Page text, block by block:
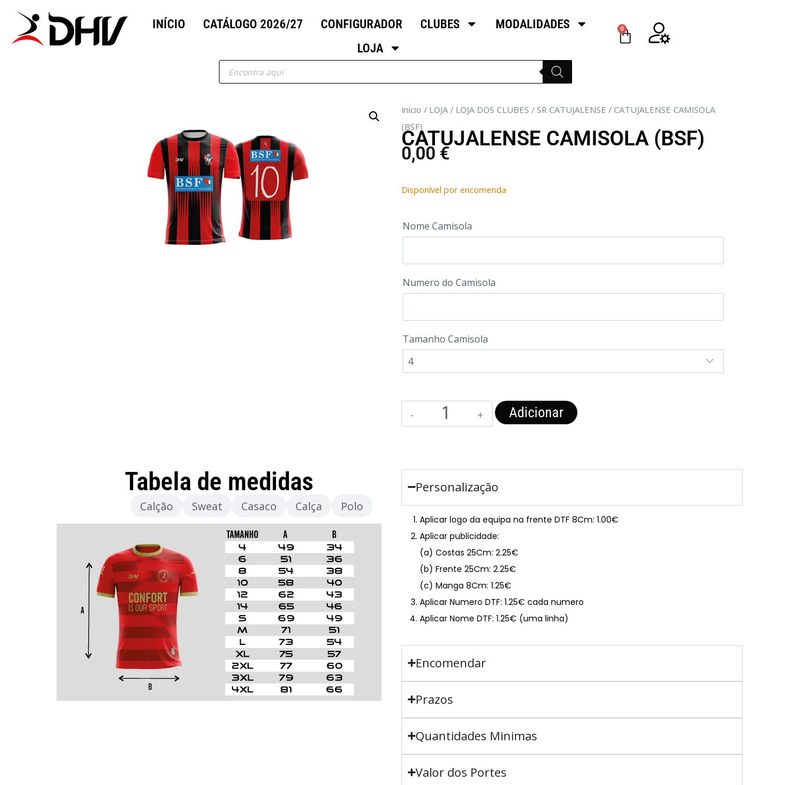
INÍCIO CATÁLOGO 2026/27 CONFIGURADOR CLUBES
MODALIDADES
LOJA
0
Início / LOJA / LOJA DOS CLUBES / SR CATUJALENSE / CATUJALENSE CAMISOLA
(BSF)
CATUJALENSE CAMISOLA (BSF)
0,00 €
Disponível por encomenda
Nome Camisola
Numero do Camisola
Tamanho Camisola
Adicionar
Tabela de medidas
Calção Sweat Casaco Calça Polo
Personalização
Aplicar logo da equipa na frente DTF 8Cm: 1.00€
Aplicar publicidade:
(a) Costas 25Cm: 2.25€
(b) Frente 25Cm: 2.25€
(c) Manga 8Cm: 1.25€
Aplicar Numero DTF: 1.25€ cada numero
Aplicar Nome DTF: 1.25€ (uma linha)
Encomendar
Prazos
Quantidades Minimas
Valor dos Portes